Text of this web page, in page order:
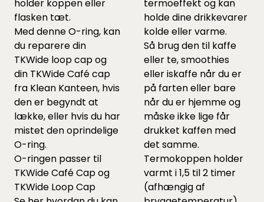
holder koppen eller
flasken tæt.
Med denne O-ring, kan
du reparere din
TKWide loop cap og
din TKWide Café cap
fra Klean Kanteen, hvis
den er begyndt at
lække, eller hvis du har
mistet den oprindelige
O-ring.
O-ringen passer til
TKWide Café Capog
TKWide Loop Cap
termoeffekt og kan
holde dine drikkevarer
kolde eller varme.
Så brug den til kaffe
eller te, smoothies
eller iskaffe når du er
på farten eller bare
når du er hjemme og
måske ikke lige får
drukket kaffen med
det samme.
Termokoppen holder
varmt i 1,5 til 2 timer
(afhængig af